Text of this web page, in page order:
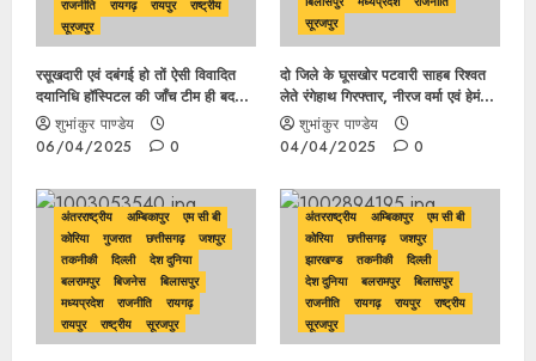
राजनीति
रायगढ़ रायपुर
राष्ट्रीय
सूरजपुर
रसूखदारी एवं दबंगई हो तों ऐसी विवादित
दयानिधि हॉस्पिटल की जाँच टीम ही बदलवा
डाला, पूर्व में बने टीम से थे भयभीत? नए
जाँच टीम में चोर – चोर मौसेरा भाई वाली
होंगी बात ? CMO की भूमिका
शुभांकुर पाण्डेय
06/04/2025
0
सूरजपुर
दो जिले के घूसखोर पटवारी साहब रिश्वत
लेते रंगेहाथ गिरफ्तार, नीरज वर्मा एवं हेमंत
कुजूर रिश्वतखोर हैं पटवारी ….
शुभांकुर पाण्डेय
04/04/2025
0
अंतरराष्ट्रीय अम्बिकापुर
एम सी बी
कोरिया
गुजरात छत्तीसगढ़
जशपुर
तकनीकी
दिल्ली
देश दुनिया
बलरामपुर
बिजनेस
बिलासपुर
मध्यप्रदेश
राजनीति
रायगढ़
रायपुर
राष्ट्रीय सूरजपुर
अंतरराष्ट्रीय अम्बिकापुर
एम सी बी
कोरिया
छत्तीसगढ़
जशपुर
झारखण्ड
तकनीकी
दिल्ली
देश दुनिया
बलरामपुर
बिलासपुर
राजनीति
रायगढ़ रायपुर
राष्ट्रीय
सूरजपुर